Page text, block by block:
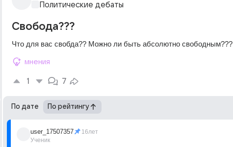
Политические дебаты
Свобода???
Что для вас свобда?? Можно ли быть абсолютно свободным???
мнения
1 7
По дате По рейтингу
user_17507357
Ученик
16лет